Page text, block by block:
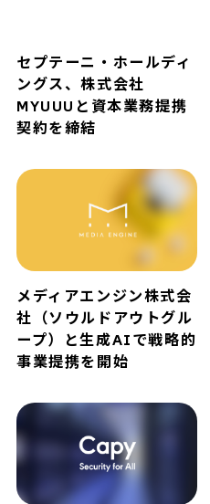
セプテーニ・ホールディ
ングス、株式会社
MYUUUと資本業務提携
契約を締結
メディアエンジン株式会
社（ソウルドアウトグル
ープ）と生成AIで戦略的
事業提携を開始